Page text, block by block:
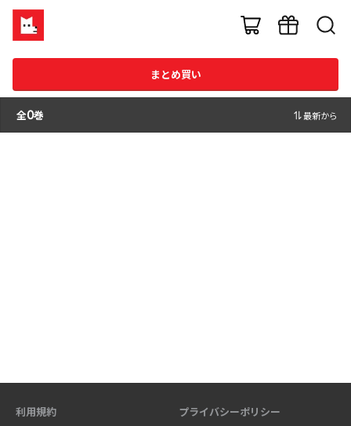
まとめ買い
全0巻 最新から
利用規約 プライバシーポリシー